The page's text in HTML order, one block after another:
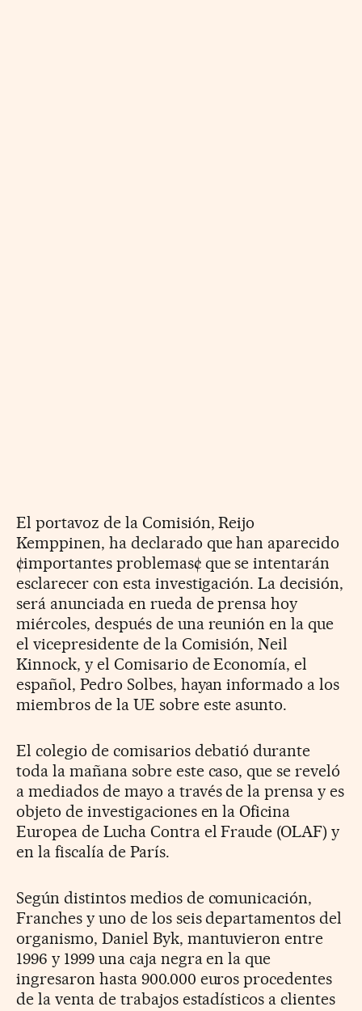
El portavoz de la Comisión, Reijo
Kemppinen, ha declarado que han aparecido
¢importantes problemas¢ que se intentarán
esclarecer con esta investigación. La decisión,
será anunciada en rueda de prensa hoy
miércoles, después de una reunión en la que
el vicepresidente de la Comisión, Neil
Kinnock, y el Comisario de Economía, el
español, Pedro Solbes, hayan informado a los
miembros de la UE sobre este asunto.
El colegio de comisarios debatió durante
toda la mañana sobre este caso, que se reveló
a mediados de mayo a través de la prensa y es
objeto de investigaciones en la Oficina
Europea de Lucha Contra el Fraude (OLAF) y
en la fiscalía de París.
Según distintos medios de comunicación,
Franches y uno de los seis departamentos del
organismo, Daniel Byk, mantuvieron entre
1996 y 1999 una caja negra en la que
ingresaron hasta 900.000 euros procedentes
de la venta de trabajos estadísticos a clientes